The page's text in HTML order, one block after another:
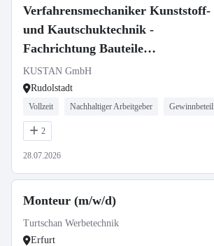
Verfahrensmechaniker Kunststoff-
und Kautschuktechnik -
Fachrichtung Bauteile
(Kunststoffschlosser) (m/w/d)
KUSTAN GmbH
Rudolstadt
Vollzeit Nachhaltiger Arbeitgeber
2
28.07.2026
Monteur (m/w/d)
Turtschan Werbetechnik
Erfurt